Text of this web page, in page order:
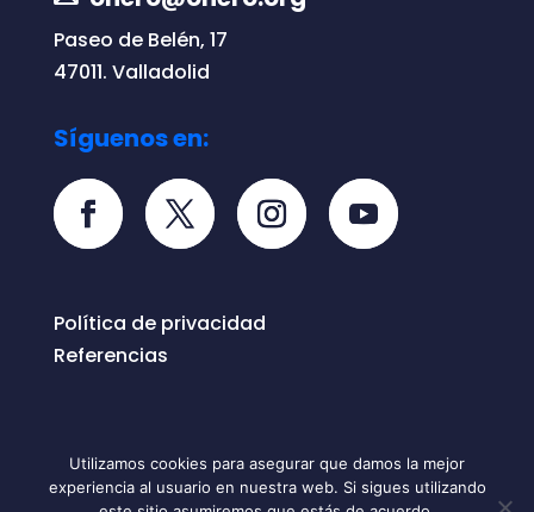
Paseo de Belén, 17
47011. Valladolid
Síguenos en:
Política de privacidad
Referencias
Todos los derechos reservados © 2026
Utilizamos cookies para asegurar que damos la mejor
experiencia al usuario en nuestra web. Si sigues utilizando